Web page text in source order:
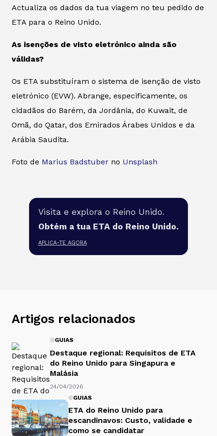
Actualiza os dados da tua viagem no teu pedido de
ETA para o Reino Unido.
As isenções de visto eletrónico ainda são
válidas?
Os ETA substituíram o sistema de isenção de visto
eletrónico (EVW). Abrange, especificamente, os
cidadãos do Barém, da Jordânia, do Kuwait, de
Omã, do Qatar, dos Emirados Árabes Unidos e da
Arábia Saudita.
Foto de Marius Badstuber no Unsplash
Visita e explora o Reino Unido.
Obtém a tua ETA do Reino Unido.
APLICA-TE AGORA
Artigos relacionados
GUIAS
Destaque regional: Requisitos de ETA
do Reino Unido para Singapura e
Malásia
24/04/2026
GUIAS
ETA do Reino Unido para
escandinavos: Custo, validade e
como se candidatar